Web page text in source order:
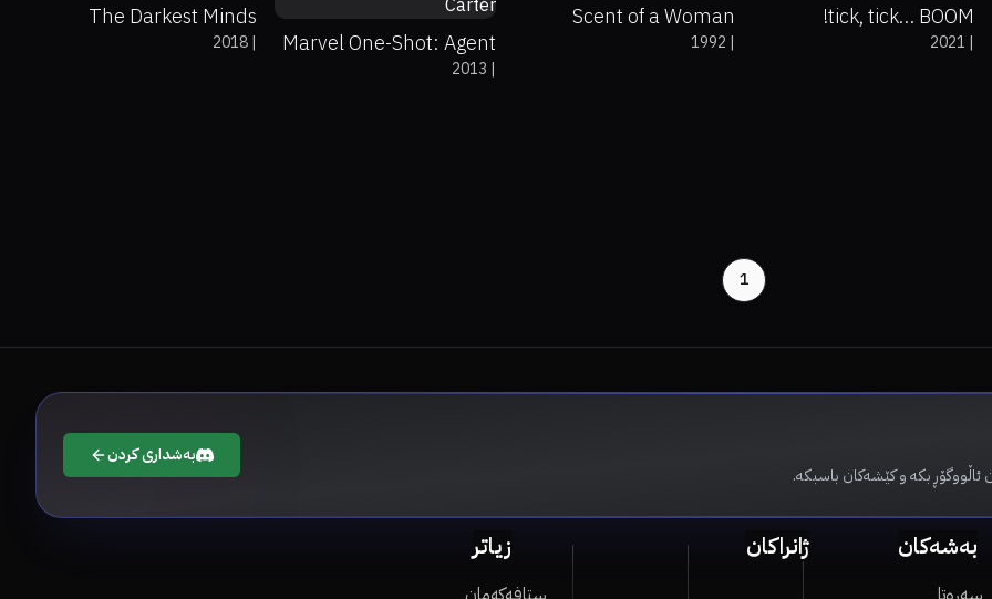
tick, tick… BOOM!
|
2021
Scent of a Woman
|
1992
Marvel One-Shot: Agent
Carter|
2013
The Darkest Minds
|
2018
1
ئاڵووگۆڕ بکە و کێشەکان باسبکە.
بەشداری کردن
بەشەکان ژانراکان زیاتر